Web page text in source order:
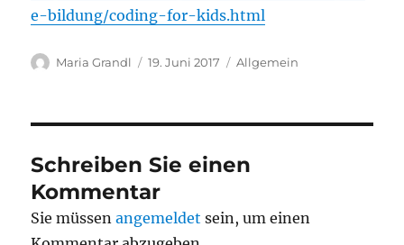
e-bildung/coding-for-kids.html
Autor
Maria Grandl
Veröffentlicht
19. Juni 2017 Kategorien
Allgemein
Schreiben Sie einen
Kommentar
Sie müssenangemeldet sein, um einen